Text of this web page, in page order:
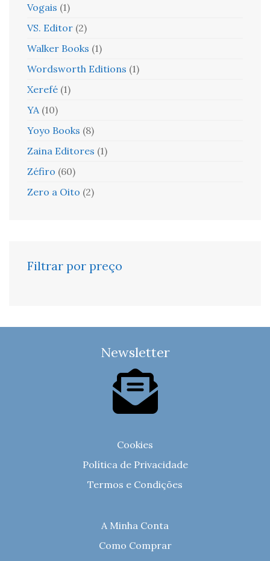
Vogais (1)
VS. Editor (2)
Walker Books (1)
Wordsworth Editions (1)
Xerefé (1)
YA (10)
Yoyo Books (8)
Zaina Editores (1)
Zéfiro (60)
Zero a Oito (2)
Filtrar por preço
Newsletter
Cookies
Política de Privacidade
Termos e Condições
A Minha Conta
Como Comprar